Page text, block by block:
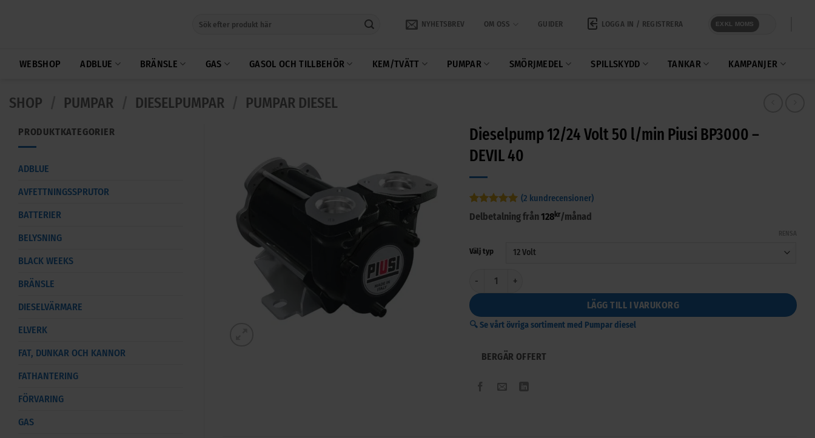
NYHETSBREV OM OSS GUIDER LOGGA IN / REGISTRERA EXKL MOMS
WEBSHOP ADBLUE BRÄNSLE GAS GASOL OCH TILLBEHÖR KEM/TVÄTT PUMPAR SMÖRJMEDEL SPILLSKYDD TANKAR KAMPANJER
SHOP PUMPAR DIESELPUMPAR PUMPAR DIESEL
PRODUKTKATEGORIER
ADBLUE
AVFETTNINGSSPRUTOR
BATTERIER
BELYSNING
BLACK WEEKS
BRÄNSLE
DIESELVÄRMARE
ELVERK
FAT, DUNKAR OCH KANNOR
FATHANTERING
FÖRVARING
GAS
Dieselpump 12/24 Volt 50 l/min Piusi BP3000 –
DEVIL 40
Betygsatt5
av 5
2
(2 kundrecensioner)
Delbetalning från128 kr/månad
Välj typ
Dieselpump 12/24 Volt 50 l/min Piusi BP3000 - DEVIL 40 mängd
LÄGG TILL I VARUKORG
🔍 Se vårt övriga sortiment med Pumpar diesel
BERGÄR OFFERT